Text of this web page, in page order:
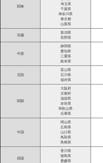
関東
埼玉県
千葉県
神奈川県
東京都
山梨県
信越
新潟県
長野県
中部
静岡県
愛知県
三重県
岐阜県
北陸
富山県
石川県
福井県
関西
大阪府
京都府
滋賀県
奈良県
和歌山県
兵庫県
中国
岡山県
広島県
山口県
鳥取県
島根県
四国
香川県
徳島県
愛媛県